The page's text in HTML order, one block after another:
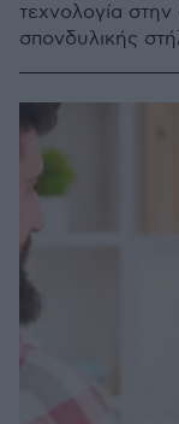
τεχνολογία
σπονδυλικής